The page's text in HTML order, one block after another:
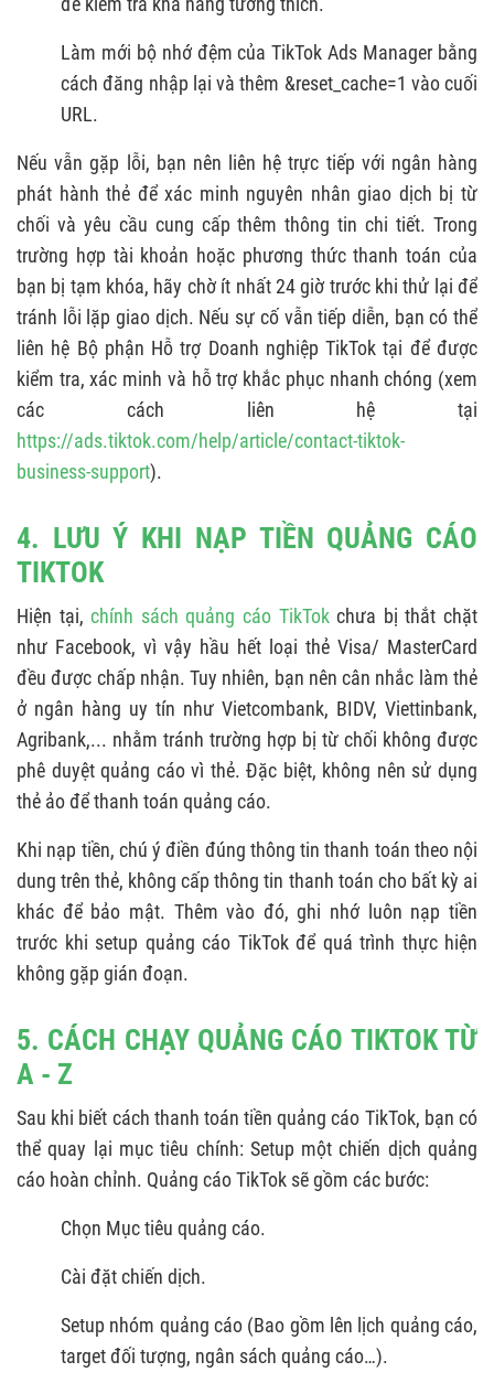
Làm mới bộ nhớ đệm của TikTok Ads Manager bằng
cách đăng nhập lại và thêm &reset_cache=1 vào cuối
URL.
Nếu vẫn gặp lỗi, bạn nên liên hệ trực tiếp với ngân hàng
phát hành thẻ để xác minh nguyên nhân giao dịch bị từ
chối và yêu cầu cung cấp thêm thông tin chi tiết. Trong
trường hợp tài khoản hoặc phương thức thanh toán của
bạn bị tạm khóa, hãy chờ ít nhất 24 giờ trước khi thử lại để
tránh lỗi lặp giao dịch. Nếu sự cố vẫn tiếp diễn, bạn có thể
liên hệ Bộ phận Hỗ trợ Doanh nghiệp TikTok tại để được
kiểm tra, xác minh và hỗ trợ khắc phục nhanh chóng (xem
các cách liên hệ tại
https://ads.tiktok.com/help/article/contact-tiktok-
business-support).
4. LƯU Ý KHI NẠP TIỀN QUẢNG CÁO
TIKTOK
Hiện tại,chính sách quảng cáo TikTokchưa bị thắt chặt
như Facebook, vì vậy hầu hết loại thẻ Visa/ MasterCard
đều được chấp nhận. Tuy nhiên, bạn nên cân nhắc làm thẻ
ở ngân hàng uy tín như Vietcombank, BIDV, Viettinbank,
Agribank,... nhằm tránh trường hợp bị từ chối không được
phê duyệt quảng cáo vì thẻ. Đặc biệt, không nên sử dụng
thẻ ảo để thanh toán quảng cáo.
Khi nạp tiền, chú ý điền đúng thông tin thanh toán theo nội
dung trên thẻ, không cấp thông tin thanh toán cho bất kỳ ai
khác để bảo mật. Thêm vào đó, ghi nhớ luôn nạp tiền
trước khi setup quảng cáo TikTok để quá trình thực hiện
không gặp gián đoạn.
5. CÁCH CHẠY QUẢNG CÁO TIKTOK TỪ
A - Z
Sau khi biết cách thanh toán tiền quảng cáo TikTok, bạn có
thể quay lại mục tiêu chính: Setup một chiến dịch quảng
cáo hoàn chỉnh. Quảng cáo TikTok sẽ gồm các bước:
Chọn Mục tiêu quảng cáo.
Cài đặt chiến dịch.
Setup nhóm quảng cáo (Bao gồm lên lịch quảng cáo,
target đối tượng, ngân sách quảng cáo…).